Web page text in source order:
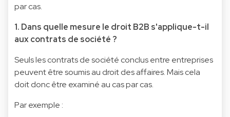
par cas.
1. Dans quelle mesure le droit B2B s'applique-t-il
aux contrats de société ?
Seuls les contrats de société conclus entre entreprises
peuvent être soumis au droit des affaires. Mais cela
doit donc être examiné au cas par cas.
Par exemple :